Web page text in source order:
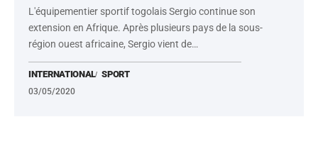
L'équipementier sportif togolais Sergio continue son
extension en Afrique. Après plusieurs pays de la sous-
région ouest africaine, Sergio vient de…
INTERNATIONAL SPORT
03/05/2020